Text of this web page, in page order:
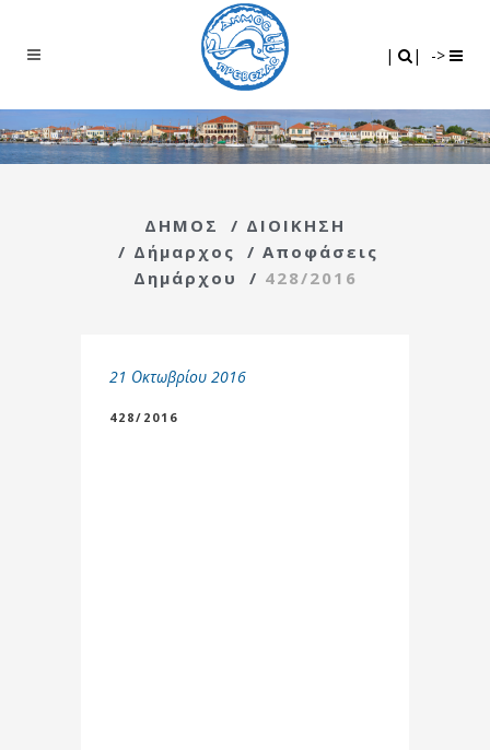
| | ->
ΔΗΜΟΣ / ΔΙΟΙΚΗΣΗ
/ Δήμαρχος / Αποφάσεις
Δημάρχου
/ 428/2016
21 Οκτωβρίου 2016
428/2016